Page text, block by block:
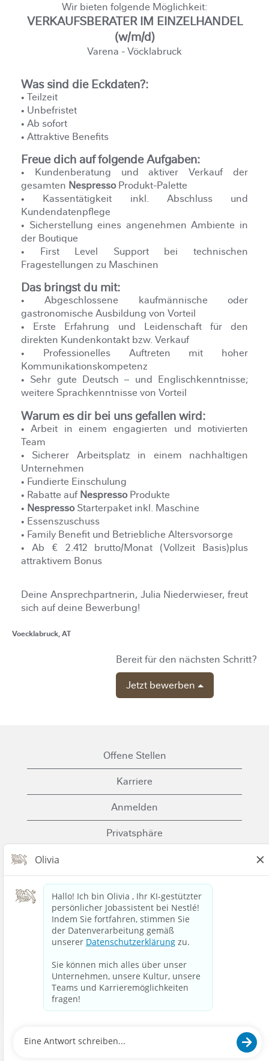
Wir bieten folgende Möglichkeit:
VERKAUFSBERATER IM EINZELHANDEL
(w/m/d)
Varena - Vöcklabruck
Was sind die Eckdaten?:
• Teilzeit
• Unbefristet
• Ab sofort
• Attraktive Benefits
Freue dich auf folgende Aufgaben:
• Kundenberatung und aktiver Verkauf der
gesamten NespressoProdukt-Palette
• Kassentätigkeit inkl. Abschluss und
Kundendatenpflege
• Sicherstellung eines angenehmen Ambiente in
der Boutique
• First Level Support bei technischen
Fragestellungen zu Maschinen
Das bringst du mit:
• Abgeschlossene kaufmännische oder
gastronomische Ausbildung von Vorteil
• Erste Erfahrung und Leidenschaft für den
direkten Kundenkontakt bzw. Verkauf
• Professionelles Auftreten mit hoher
Kommunikationskompetenz
• Sehr gute Deutsch – und Englischkenntnisse;
weitere Sprachkenntnisse von Vorteil
Warum es dir bei uns gefallen wird:
• Arbeit in einem engagierten und motivierten
Team
• Sicherer Arbeitsplatz in einem nachhaltigen
Unternehmen
• Fundierte Einschulung
• Rabatte aufNespressoProdukte
• NespressoStarterpaket inkl. Maschine
• Essenszuschuss
• Family Benefit und Betriebliche Altersvorsorge
• Ab € 2.412 brutto/Monat (Vollzeit Basis)plus
attraktivem Bonus
Deine Ansprechpartnerin, Julia Niederwieser, freut
sich auf deine Bewerbung!
Voecklabruck, AT
Bereit für den nächsten Schritt?
Jetzt bewerben
Offene Stellen
Karriere
Anmelden
Privatsphäre
Nutzungsbedingungen
Kontaktiere uns
Nestle.com
Lebensmitteln und Getränken, um die
Lebensqualität für alle zu verbessern, heute und für